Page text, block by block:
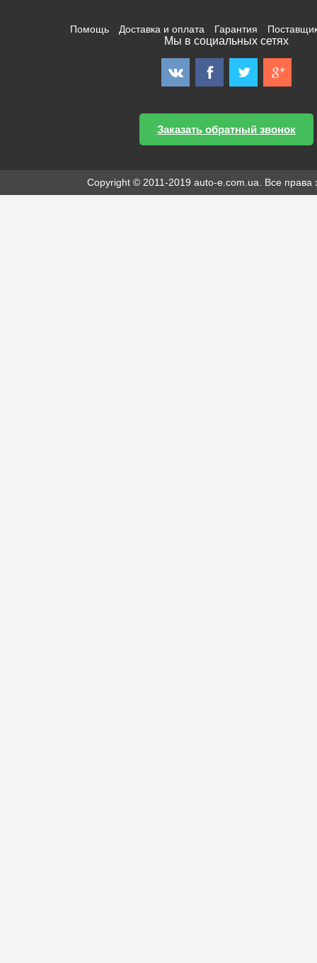
Помощь Доставка и оплата Гарантия
Мы в социальных сетях
Заказать обратный звонок
Copyright © 2011-2019 auto-e.com.ua. Все